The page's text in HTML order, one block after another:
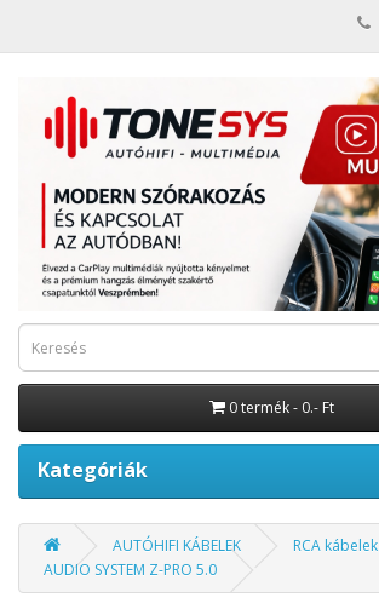
0 termék - 0.- Ft
Kategóriák
AUTÓHIFI KÁBELEK
RCA kábelek
AUDIO SYSTEM Z-PRO 5.0